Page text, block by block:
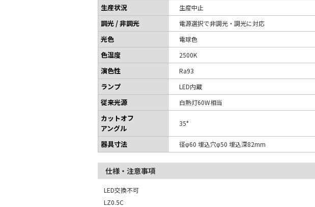
生産状況 生産中止
調光 / 非調光 電源選択で非調光・調光に対応
光色 電球色
色温度 2500K
演色性 Ra93
ランプ LED内蔵
従来光源 白熱灯60W相当
カットオフ
アングル
35°
器具寸法 径φ60 埋込穴φ50 埋込深82mm
仕様・注意事項
LED交換不可
LZ0.5C